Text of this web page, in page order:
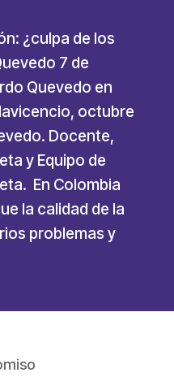
¿culpa de los
7 de
Quevedo en
octubre
Docente,
y Equipo de
En Colombia
la calidad de la
problemas y